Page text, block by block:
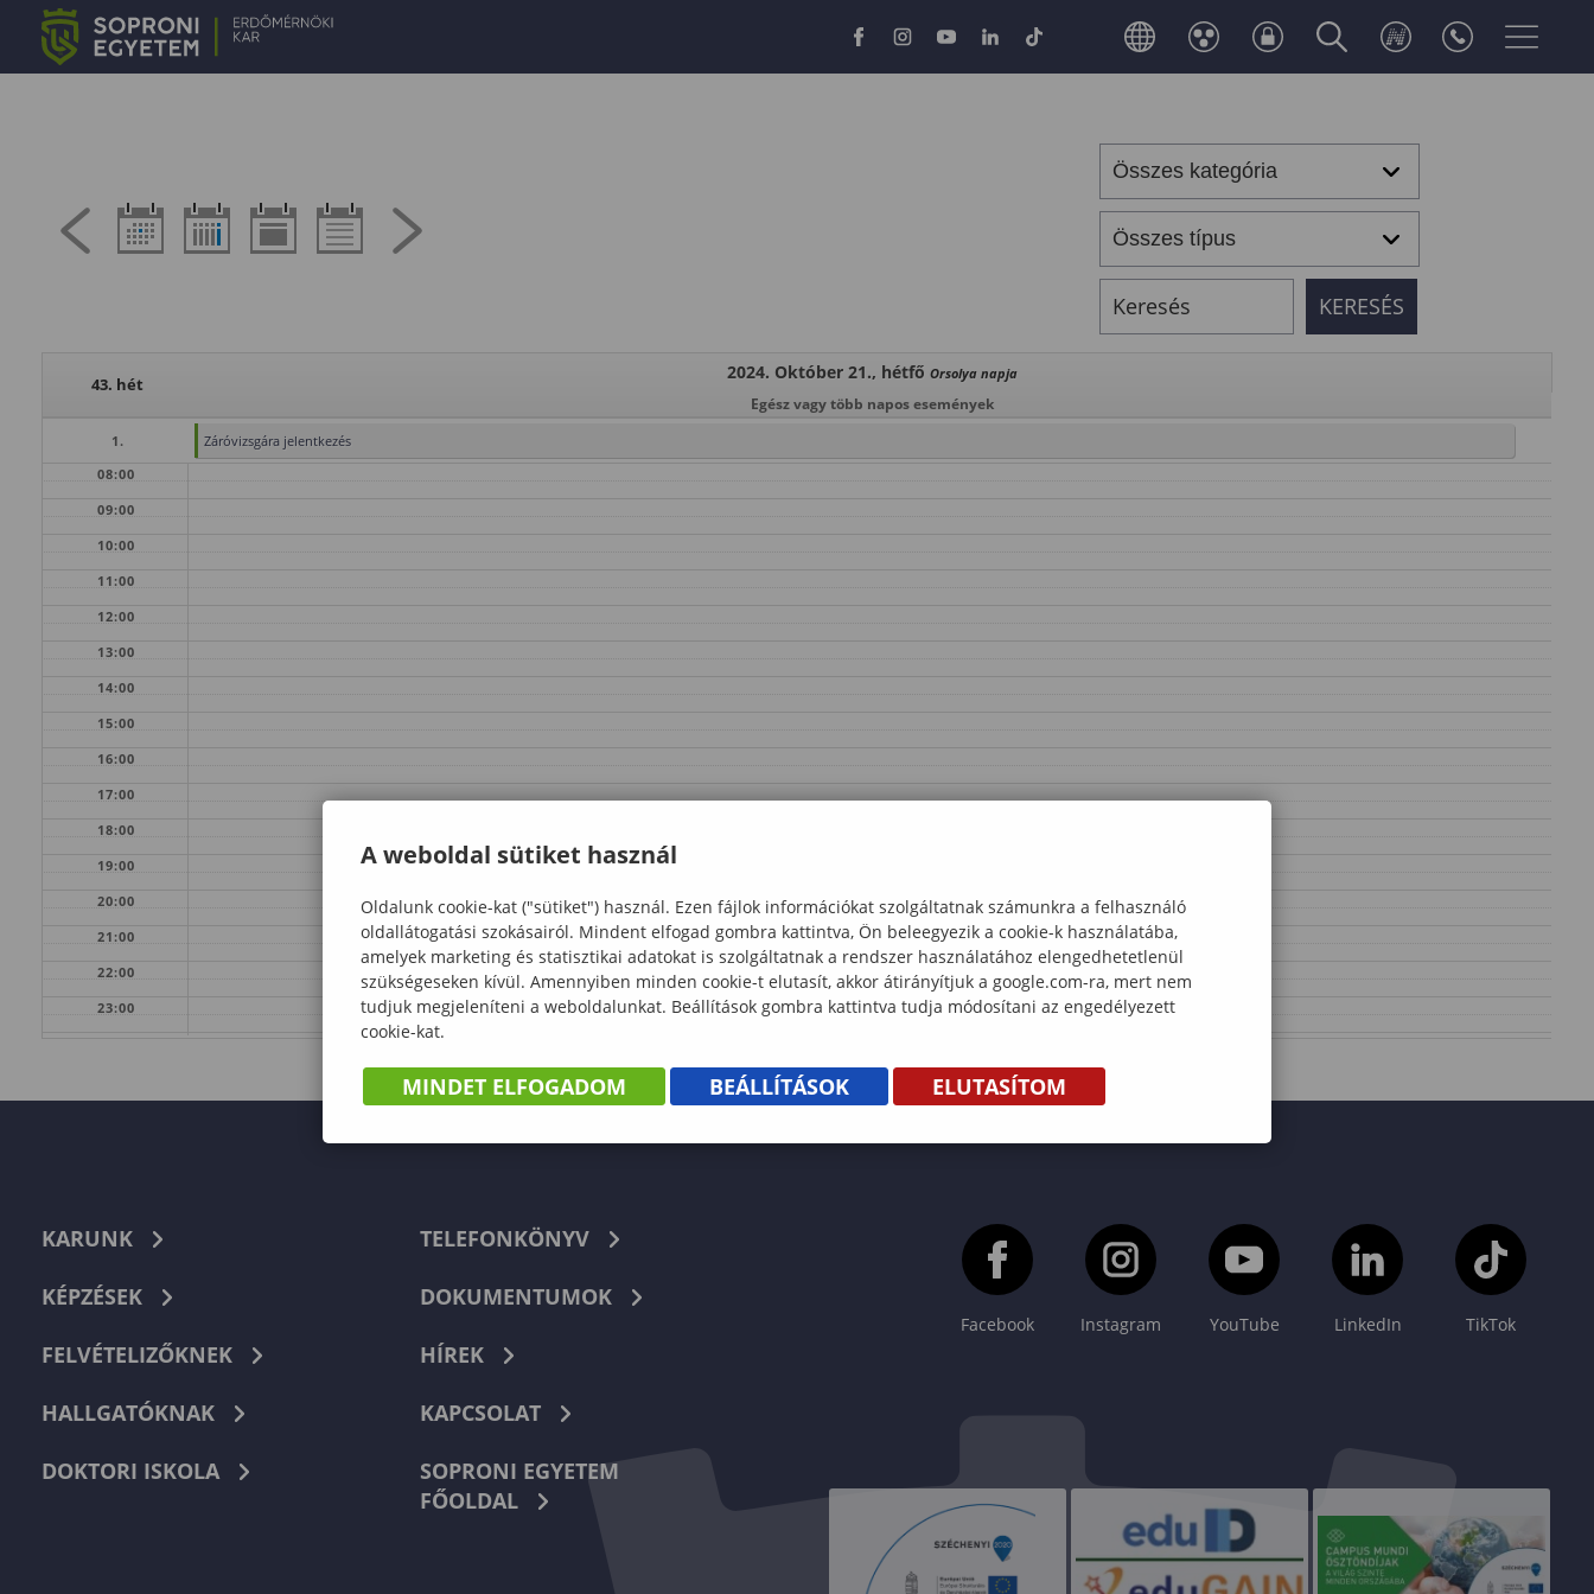
43. hét
2024. Október 21., hétfő Orsolya napja
Egész vagy több napos események
1.
Záróvizsgára jelentkezés
08:00
09:00
10:00
11:00
12:00
13:00
14:00
15:00
16:00
17:00
18:00
19:00
20:00
21:00
22:00
23:00
KARUNK
KÉPZÉSEK
FELVÉTELIZŐKNEK
HALLGATÓKNAK
DOKTORI ISKOLA
TELEFONKÖNYV
DOKUMENTUMOK
HÍREK
KAPCSOLAT
SOPRONI EGYETEM
FŐOLDAL
Facebook Instagram YouTube LinkedIn TikTok
A weboldal sütiket használ
Oldalunk cookie-kat ("sütiket") használ. Ezen fájlok információkat szolgáltatnak számunkra a felhasználó
oldallátogatási szokásairól. Mindent elfogad gombra kattintva, Ön beleegyezik a cookie-k használatába,
amelyek marketing és statisztikai adatokat is szolgáltatnak a rendszer használatához elengedhetetlenül
szükségeseken kívül. Amennyiben minden cookie-t elutasít, akkor átirányítjuk a google.com-ra, mert nem
tudjuk megjeleníteni a weboldalunkat. Beállítások gombra kattintva tudja módosítani az engedélyezett
cookie-kat.
MINDET ELFOGADOM BEÁLLÍTÁSOK ELUTASÍTOM